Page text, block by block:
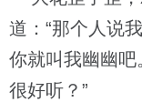
道：“那个人说
你就叫我幽幽
很好听？”